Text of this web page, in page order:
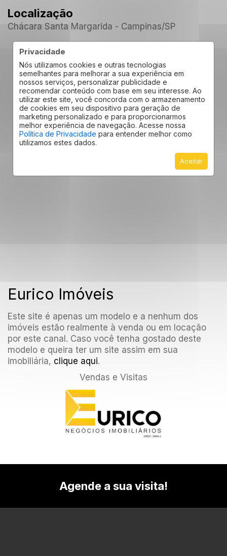
Privacidade
Nós utilizamos cookies e outras tecnologias
semelhantes para melhorar a sua experiência em
nossos serviços, personalizar publicidade e
recomendar conteúdo com base em seu interesse. Ao
utilizar este site, você concorda com o armazenamento
de cookies em seu dispositivo para geração de
marketing personalizado e para proporcionarmos
melhor experiência de navegação. Acesse nossa
Política de Privacidade para entender melhor como
utilizamos estes dados.
Aceitar
Localização
Chácara Santa Margarida - Campinas/SP
Eurico Imóveis
Este site é apenas um modelo e a nenhum dos
imóveis estão realmente à venda ou em locação
por este canal. Caso você tenha gostado deste
modelo e queira ter um site assim em sua
imobiliária, clique aqui.
Vendas e Visitas
Agende a sua visita!